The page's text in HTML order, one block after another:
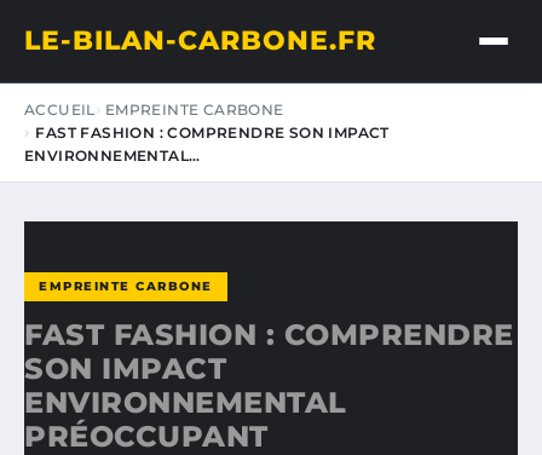
LE-BILAN-CARBONE.FR
ACCUEIL
EMPREINTE CARBONE
FAST FASHION : COMPRENDRE SON IMPACT
ENVIRONNEMENTAL…
EMPREINTE CARBONE
FAST FASHION : COMPRENDRE
SON IMPACT
ENVIRONNEMENTAL
PRÉOCCUPANT